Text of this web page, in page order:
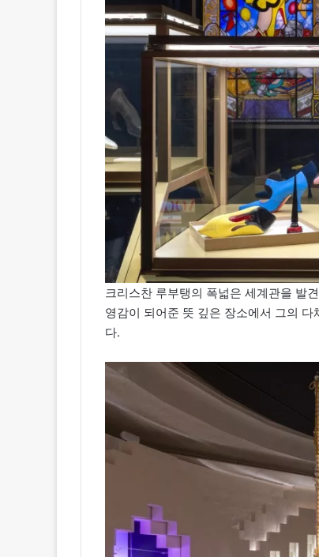
크리스찬 루부탱의 폭넓은 세계관을 발
영감이 되어준 뜻 깊은 장소에서 그의
다.